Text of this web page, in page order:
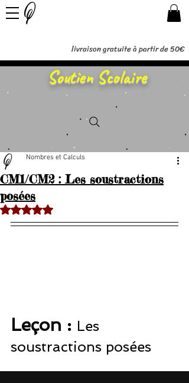
livraison gratuite à partir de 50€
Soutien Scolaire
CM1/CM2 : Les soustractions
posées
Nombres et Calculs
Noté NaN étoiles sur 5.
Leçon : Les
soustractions posées